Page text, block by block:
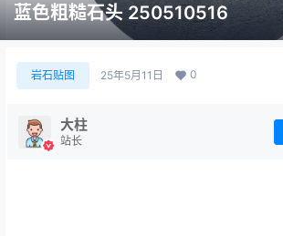
蓝色粗糙石头 250510516
岩石贴图 25年5月11日 0
大柱
站长